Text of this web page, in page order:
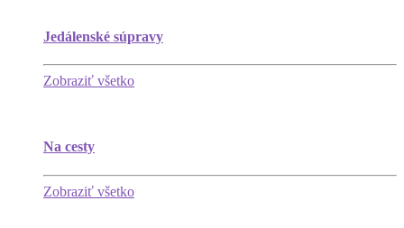
Jedálenské súpravy
Zobraziť všetko
Na cesty
Zobraziť všetko